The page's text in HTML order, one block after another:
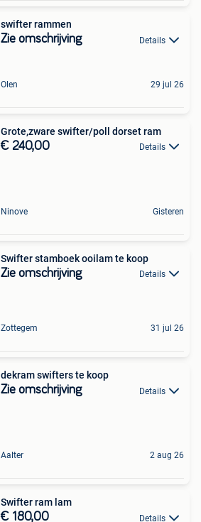
swifter rammen
Zie omschrijving Details
Olen 29 jul 26
Grote,zware swifter/poll dorset ram
€ 240,00 Details
Ninove Gisteren
Swifter stamboek ooilam te koop
Zie omschrijving Details
Zottegem 31 jul 26
dekram swifters te koop
Zie omschrijving Details
Aalter 2 aug 26
Swifter ram lam
€ 180,00 Details